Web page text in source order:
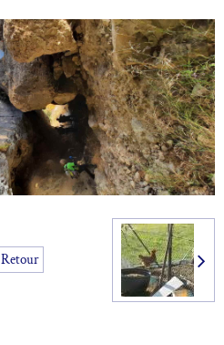
Retour